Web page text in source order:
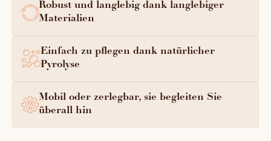
Robust und langlebig dank langlebiger
Materialien
Einfach zu pflegen dank natürlicher
Pyrolyse
Mobil oder zerlegbar, sie begleiten Sie
überall hin